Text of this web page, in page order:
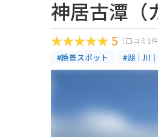
神居古潭（
5 （口コミ1件
#絶景スポット #湖｜川